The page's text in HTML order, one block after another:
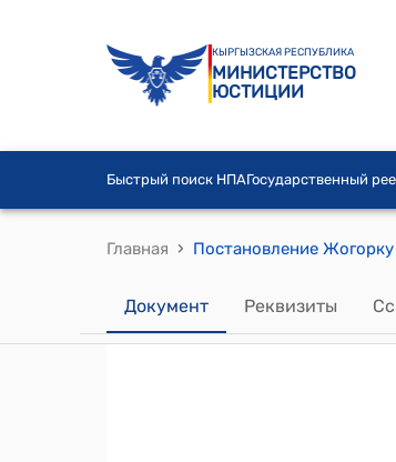
КЫРГЫЗСКАЯ РЕСПУБЛИКА
МИНИСТЕРСТВО
ЮСТИЦИИ
Быстрый поиск НПАГосударственный
Главная ›
Документ Реквизиты